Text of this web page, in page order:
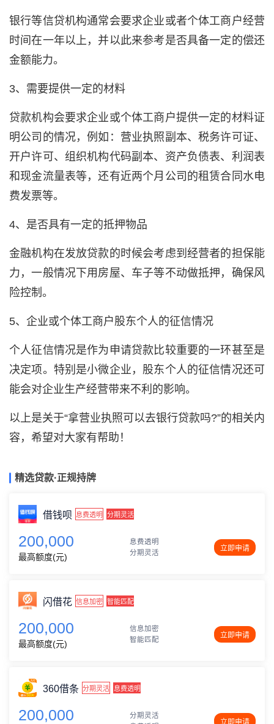
银行等信贷机构通常会要求企业或者个体工商户经营
时间在一年以上，并以此来参考是否具备一定的偿还
金额能力。
3、需要提供一定的材料
贷款机构会要求企业或个体工商户提供一定的材料证
明公司的情况，例如：营业执照副本、税务许可证、
开户许可、组织机构代码副本、资产负债表、利润表
和现金流量表等，还有近两个月公司的租赁合同水电
费发票等。
4、是否具有一定的抵押物品
金融机构在发放贷款的时候会考虑到经营者的担保能
力，一般情况下用房屋、车子等不动做抵押，确保风
险控制。
5、企业或个体工商户股东个人的征信情况
个人征信情况是作为申请贷款比较重要的一环甚至是
决定项。特别是小微企业，股东个人的征信情况还可
能会对企业生产经营带来不利的影响。
以上是关于“拿营业执照可以去银行贷款吗?”的相关内
容，希望对大家有帮助！
精选贷款·正规持牌
借钱呗 息费透明 分期灵活
200,000
最高额度(元)
息费透明
分期灵活
立即申请
闪借花 信息加密 智能匹配
200,000
最高额度(元)
信息加密
智能匹配
立即申请
360借条 分期灵活 息费透明
200,000
分期灵活
立即申请